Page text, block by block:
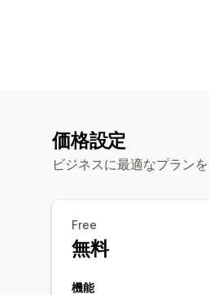
価格設定
ビジネスに最適なプラン
Free
無料
機能